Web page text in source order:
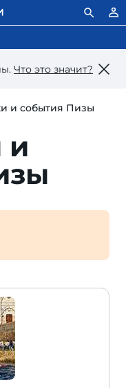
Что это значит?
и события Пизы
и